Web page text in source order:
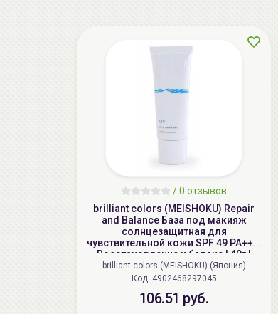
/0 отзывов
brilliant colors (MEISHOKU) Repair
and Balance База под макияж
солнцезащитная для
чувствительной кожи SPF 49 PA+++,
Восстановление и баланс | 40г |
Repair and Balance Skin Care UV
Base SPF 49 PA+++
brilliant colors (MEISHOKU) (Япония)
Код: 4902468297045
106.51 руб.